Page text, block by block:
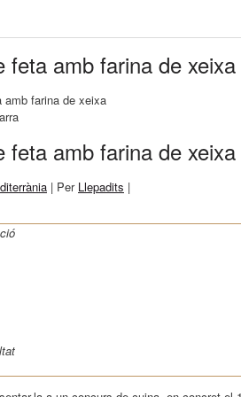
feta amb farina de xeixa
amb farina de xeixa
feta amb farina de xeixa
| Per Llepadits |